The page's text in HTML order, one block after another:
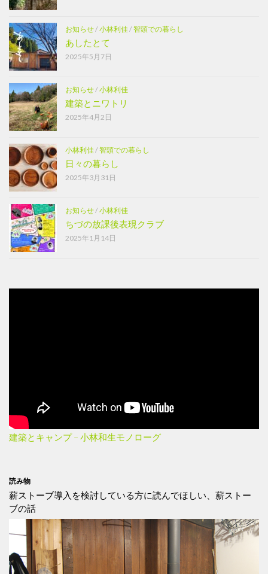
お知らせ/小林利佳/智頭での暮らし
あしたとて
2025年5月7日
お知らせ/小林利佳
建築とニワトリ
2025年4月2日
小林利佳/智頭での暮らし
日々の暮らし
2025年3月31日
お知らせ/小林利佳
ちづの放課後表現クラブ
2025年1月14日
建築とキャンプ – 小林和生モノローグ
読み物
薪ストーブ導入を検討している方に読んでほしい、薪ストー
ブの話